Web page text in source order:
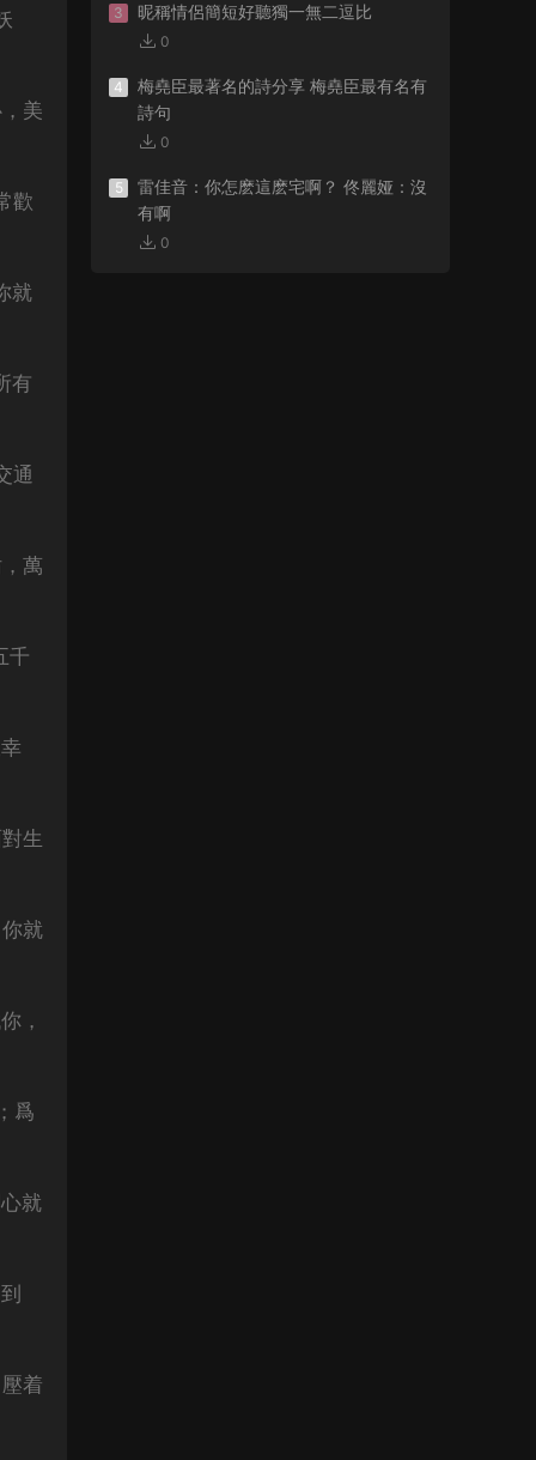
美
歡
就
有
通
萬
千
生
就
，
爲
就
着
3 昵稱情侶簡短好聽獨一無二逗比
0
4
梅堯臣最著名的詩分享 梅堯臣最有名有
詩句
0
5
雷佳音：你怎麽這麽宅啊？ 佟麗娅：沒
有啊
0